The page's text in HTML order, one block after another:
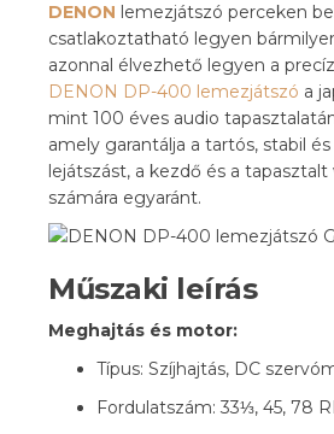
DENON lemezjátszó perceken
csatlakoztatható legyen
azonnal élvezhető legyen a
DENON DP-400 lemezjátszó a
mint 100 éves audio
amely garantálja a tartós, stabil
lejátszást, a kezdő és a
számára egyaránt.
Műszaki leírás
Meghajtás és motor:
Típus: Szíjhajtás, DC
Fordulatszám: 33⅓, 45, 78